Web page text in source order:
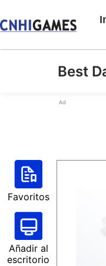
Best
Ad
Favoritos
Añadir al
escritorio